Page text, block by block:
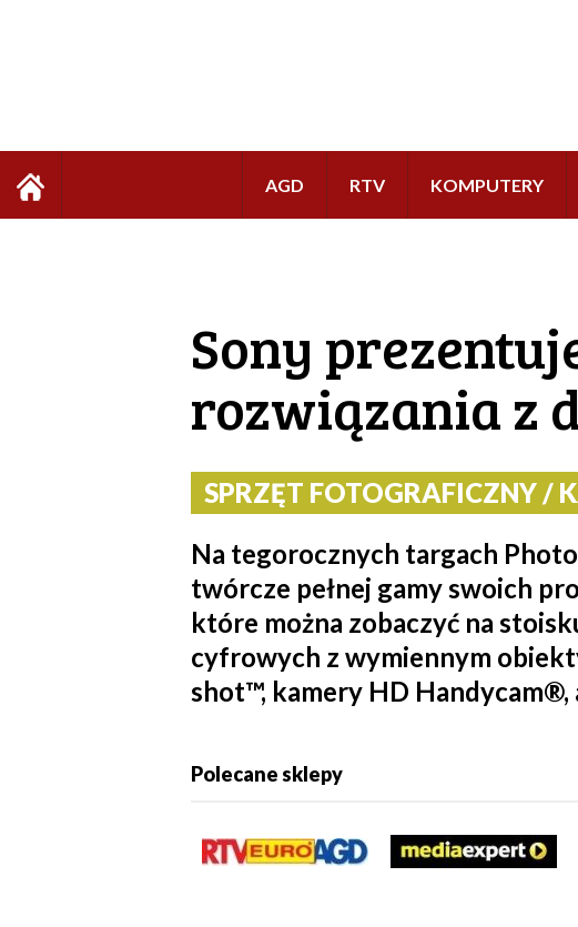
AGD RTV KOMPUTERY
Sony
rozwiązania z
SPRZĘT FOTOGRAFICZNY /
Na tegorocznych targach
twórcze pełnej gamy swoich
które można zobaczyć na
cyfrowych z wymiennym
shot™, kamery HD
Polecane sklepy